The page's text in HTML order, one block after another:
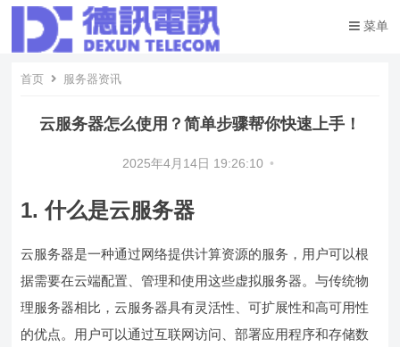
菜单
首页 服务器资讯
云服务器怎么使用？简单步骤帮你快速上手！
2025年4月14日 19:26:10 •
1. 什么是云服务器
云服务器是一种通过网络提供计算资源的服务，用户可以根
据需要在云端配置、管理和使用这些虚拟服务器。与传统物
理服务器相比，云服务器具有灵活性、可扩展性和高可用性
的优点。用户可以通过互联网访问、部署应用程序和存储数